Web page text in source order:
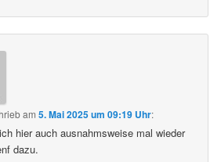
am5. Mai 2025 um 09:19 Uhr:
hier auch ausnahmsweise mal wieder
dazu.